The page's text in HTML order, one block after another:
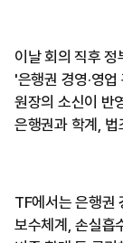
이날 회의 직후
'은행권 경영·영
원장의 소신이 반
은행권과 학계,
TF에서는 은행권
보수체계, 손실흡